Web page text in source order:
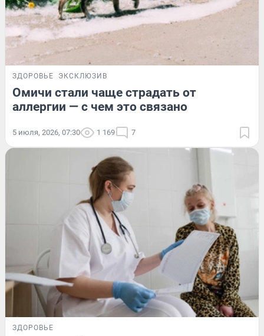
ЗДОРОВЬЕ ЭКСКЛЮЗИВ
Омичи стали чаще страдать от
аллергии — с чем это связано
5 июля, 2026, 07:30 1 169 7
ЗДОРОВЬЕ